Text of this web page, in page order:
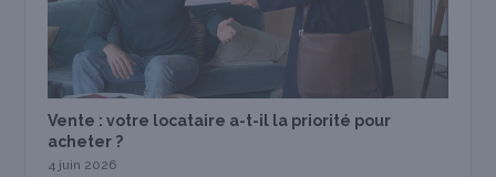
Vente : votre locataire a-t-il la priorité pour
acheter ?
4 juin 2026